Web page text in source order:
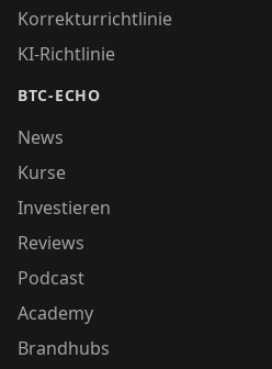
Korrekturrichtlinie
KI-Richtlinie
BTC-ECHO
News
Kurse
Investieren
Reviews
Podcast
Academy
Brandhubs